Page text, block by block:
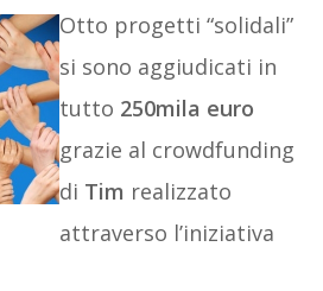
Otto progetti “solidali”
si sono aggiudicati in
tutto 250mila euro
grazie al crowdfunding
di Tim realizzato
attraverso l’iniziativa